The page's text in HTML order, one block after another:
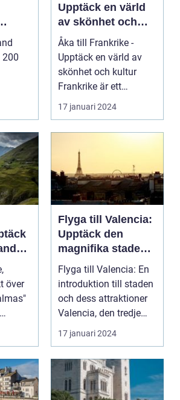
200
Upptäck en värld
av skönhet och
kultur
Åka till Frankrike -
Upptäck en värld av
skönhet och kultur
Frankrike är ett
fantastiskt land som
17 januari 2024
över
Flyga till Valencia:
Upptäck den
magnifika staden
med sin rika
historia och kultur
Flyga till Valencia: En
introduktion till staden
och dess attraktioner
Valencia, den tredje
största...
17 januari 2024